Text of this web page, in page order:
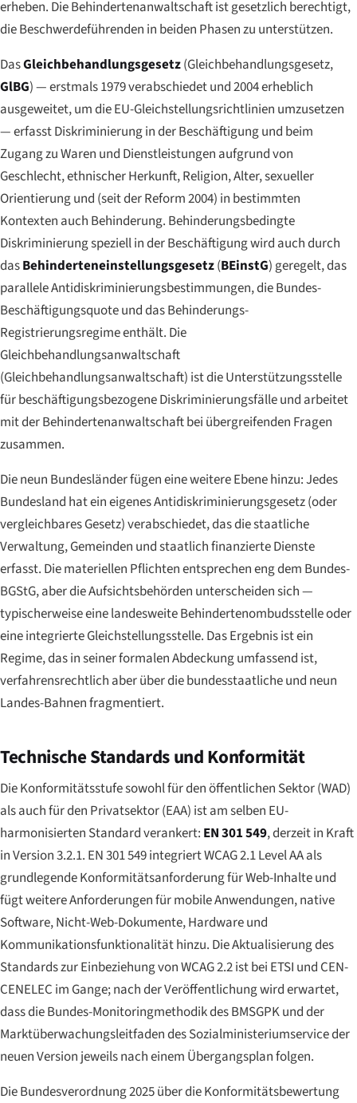
erheben. Die Behindertenanwaltschaft ist gesetzlich berechtigt,
die Beschwerdeführenden in beiden Phasen zu unterstützen.
DasGleichbehandlungsgesetz(Gleichbehandlungsgesetz,
GlBG) — erstmals 1979 verabschiedet und 2004 erheblich
ausgeweitet, um die EU-Gleichstellungsrichtlinien umzusetzen
— erfasst Diskriminierung in der Beschäftigung und beim
Zugang zu Waren und Dienstleistungen aufgrund von
Geschlecht, ethnischer Herkunft, Religion, Alter, sexueller
Orientierung und (seit der Reform 2004) in bestimmten
Kontexten auch Behinderung. Behinderungsbedingte
Diskriminierung speziell in der Beschäftigung wird auch durch
dasBehinderteneinstellungsgesetz(BEinstG) geregelt, das
parallele Antidiskriminierungsbestimmungen, die Bundes-
Beschäftigungsquote und das Behinderungs-
Registrierungsregime enthält. Die
Gleichbehandlungsanwaltschaft
(Gleichbehandlungsanwaltschaft) ist die Unterstützungsstelle
für beschäftigungsbezogene Diskriminierungsfälle und arbeitet
mit der Behindertenanwaltschaft bei übergreifenden Fragen
zusammen.
Die neun Bundesländer fügen eine weitere Ebene hinzu: Jedes
Bundesland hat ein eigenes Antidiskriminierungsgesetz (oder
vergleichbares Gesetz) verabschiedet, das die staatliche
Verwaltung, Gemeinden und staatlich finanzierte Dienste
erfasst. Die materiellen Pflichten entsprechen eng dem Bundes-
BGStG, aber die Aufsichtsbehörden unterscheiden sich —
typischerweise eine landesweite Behindertenombudsstelle oder
eine integrierte Gleichstellungsstelle. Das Ergebnis ist ein
Regime, das in seiner formalen Abdeckung umfassend ist,
verfahrensrechtlich aber über die bundesstaatliche und neun
Landes-Bahnen fragmentiert.
Technische Standards und Konformität
Die Konformitätsstufe sowohl für den öffentlichen Sektor (WAD)
als auch für den Privatsektor (EAA) ist am selben EU-
harmonisierten Standard verankert: EN 301 549, derzeit in Kraft
in Version 3.2.1. EN 301 549 integriert WCAG 2.1 Level AA als
grundlegende Konformitätsanforderung für Web-Inhalte und
fügt weitere Anforderungen für mobile Anwendungen, native
Software, Nicht-Web-Dokumente, Hardware und
Kommunikationsfunktionalität hinzu. Die Aktualisierung des
Standards zur Einbeziehung von WCAG 2.2 ist bei ETSI und CEN-
CENELEC im Gange; nach der Veröffentlichung wird erwartet,
dass die Bundes-Monitoringmethodik des BMSGPK und der
Marktüberwachungsleitfaden des Sozialministeriumservice der
neuen Version jeweils nach einem Übergangsplan folgen.
Die Bundesverordnung 2025 über die Konformitätsbewertung